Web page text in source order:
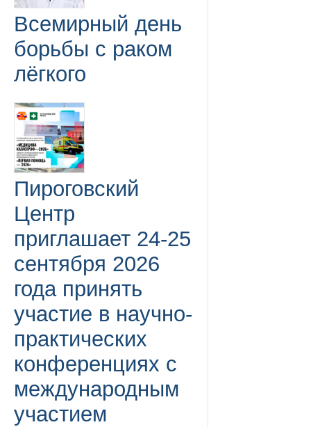
Всемирный день
борьбы с раком
лёгкого
Пироговский
Центр
приглашает 24-25
сентября 2026
года принять
участие в научно-
практических
конференциях с
международным
участием